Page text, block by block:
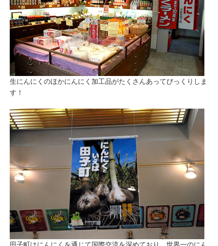
生にんにくのほかにんにく加工品がたくさんあってびっくりしま
す！